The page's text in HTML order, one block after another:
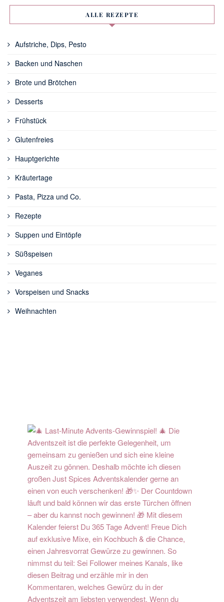
ALLE REZEPTE
Aufstriche, Dips, Pesto
Backen und Naschen
Brote und Brötchen
Desserts
Frühstück
Glutenfreies
Hauptgerichte
Kräutertage
Pasta, Pizza und Co.
Rezepte
Suppen und Eintöpfe
Süßspeisen
Veganes
Vorspeisen und Snacks
Weihnachten